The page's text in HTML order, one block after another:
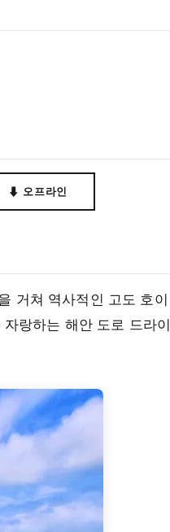
⬇ 오프라인
거쳐 역사적인 고도 호이
랑하는 해안 도로 드라이